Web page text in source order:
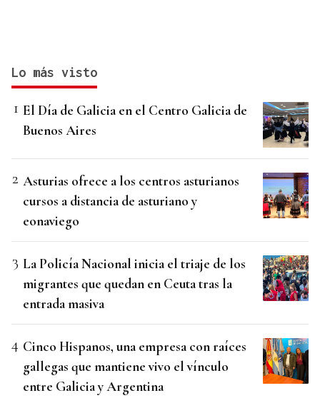
Lo más visto
El Día de Galicia en el Centro Galicia de
Buenos Aires
Asturias ofrece a los centros asturianos
cursos a distancia de asturiano y
eonaviego
La Policía Nacional inicia el triaje de los
migrantes que quedan en Ceuta tras la
entrada masiva
Cinco Hispanos, una empresa con raíces
gallegas que mantiene vivo el vínculo
entre Galicia y Argentina